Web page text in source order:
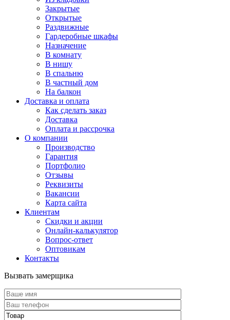
Закрытые
Открытые
Раздвижные
Гардеробные шкафы
Назначение
В комнату
В нишу
В спальню
В частный дом
На балкон
Доставка и оплата
Как сделать заказ
Доставка
Оплата и рассрочка
О компании
Производство
Гарантия
Портфолио
Отзывы
Реквизиты
Вакансии
Карта сайта
Клиентам
Скидки и акции
Онлайн-калькулятор
Вопрос-ответ
Оптовикам
Контакты
Вызвать замерщика